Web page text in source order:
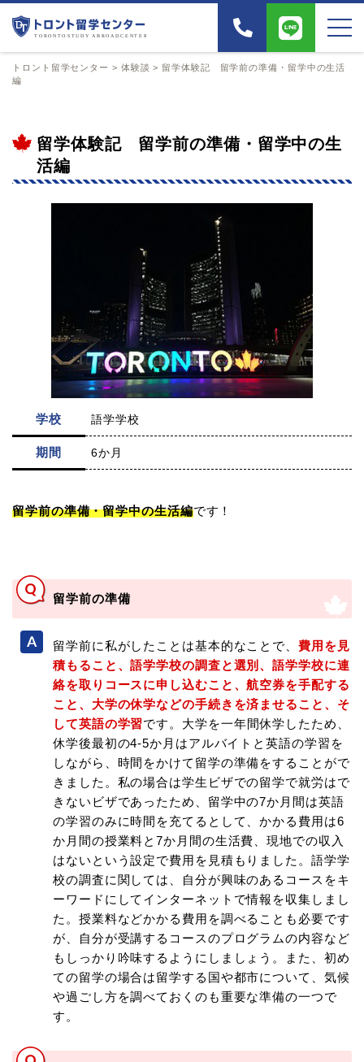
トロント留学センター > 体験談 > 留学体験記 留学前の準備・留学中の生活
編
留学体験記 留学前の準備・留学中の生
活編
学校 語学学校
期間 6か月
留学前の準備・留学中の生活編です！
留学前の準備
留学前に私がしたことは基本的なことで、費用を見
積もること、語学学校の調査と選別、語学学校に連
絡を取りコースに申し込むこと、航空券を手配する
こと、大学の休学などの手続きを済ませること、そ
して英語の学習です。大学を一年間休学したため、
休学後最初の4-5か月はアルバイトと英語の学習を
しながら、時間をかけて留学の準備をすることがで
きました。私の場合は学生ビザでの留学で就労はで
きないビザであったため、留学中の7か月間は英語
の学習のみに時間を充てるとして、かかる費用は6
か月間の授業料と7か月間の生活費、現地での収入
はないという設定で費用を見積もりました。語学学
校の調査に関しては、自分が興味のあるコースをキ
ーワードにしてインターネットで情報を収集しまし
た。授業料などかかる費用を調べることも必要です
が、自分が受講するコースのプログラムの内容など
もしっかり吟味するようにしましょう。また、初め
ての留学の場合は留学する国や都市について、気候
や過ごし方を調べておくのも重要な準備の一つで
す。